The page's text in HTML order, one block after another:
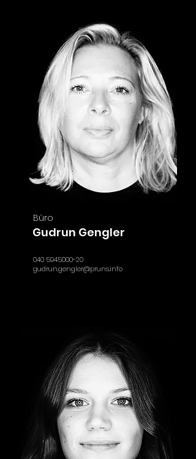
Büro
Gudrun Gengler
040 5945000-20
gudrun.gengler@pruns.info